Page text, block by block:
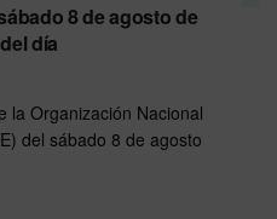
8 de agosto de
día
la Organización Nacional
del sábado 8 de agosto